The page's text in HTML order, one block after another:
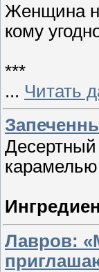
Женщина
кому
***
... Читать
Десертный
Лавров: